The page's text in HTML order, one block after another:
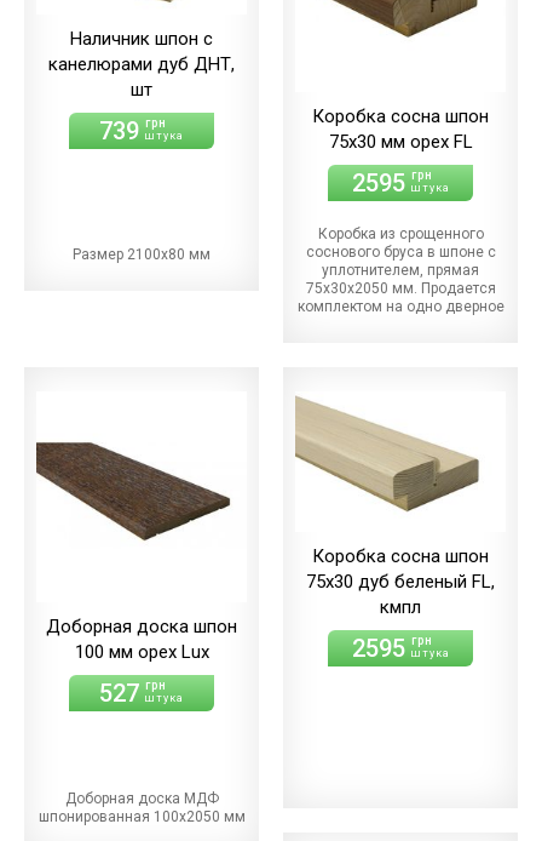
Наличник шпон c
канелюрами дуб ДНТ,
шт
739 грн
штука
Размер 2100х80 мм
Коробка сосна шпон
75х30 мм орех FL
2595 грн
штука
Коробка из срощенного
соснового бруса в шпоне с
уплотнителем, прямая
75х30х2050 мм. Продается
комплектом на одно дверное
Доборная доска шпон
100 мм орех Lux
527 грн
штука
Доборная доска МДФ
шпонированная 100х2050 мм
Коробка сосна шпон
75х30 дуб беленый FL,
кмпл
2595 грн
штука